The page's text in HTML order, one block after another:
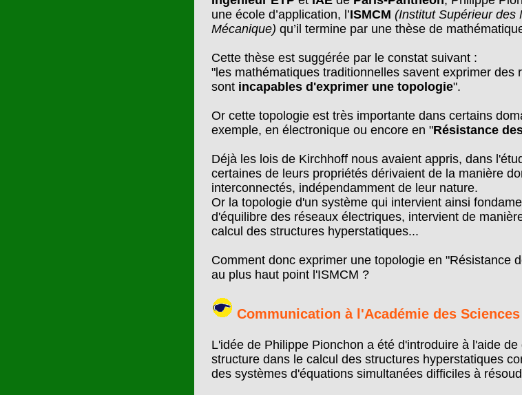
une école d’application, l’ISMCM (Institut Supérieur des
Mécanique) qu’il termine par une thèse de
Cette thèse est suggérée par le constat suivant :
"les mathématiques traditionnelles savent exprimer des
sont incapables d'exprimer une topologie".
Or cette topologie est très importante dans certains
exemple, en électronique ou encore en "Résistance
Déjà les lois de Kirchhoff nous avaient appris, dans
certaines de leurs propriétés dérivaient de la manière
interconnectés, indépendamment de leur nature.
Or la topologie d'un système qui intervient ainsi
d'équilibre des réseaux électriques, intervient de
calcul des structures hyperstatiques...
Comment donc exprimer une topologie en "Résistance
au plus haut point l'ISMCM ?
Communication à l'Académie des Sciences
L'idée de Philippe Pionchon a été d'introduire à l'aide
structure dans le calcul des structures hyperstatiques
des systèmes d'équations simultanées difficiles à